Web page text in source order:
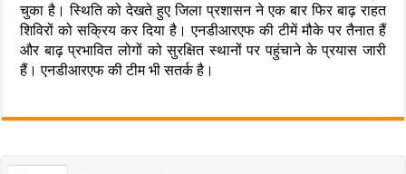
चुका है। स्थिति को देखते हुए जिला प्रशासन ने एक बार फिर बाढ़ राहत
शिविरों को सक्रिय कर दिया है। एनडीआरएफ की टीमें मौके पर तैनात हैं
और बाढ़ प्रभावित लोगों को सुरक्षित स्थानों पर पहुंचाने के प्रयास जारी
हैं। एनडीआरएफ की टीम भी सतर्क है।